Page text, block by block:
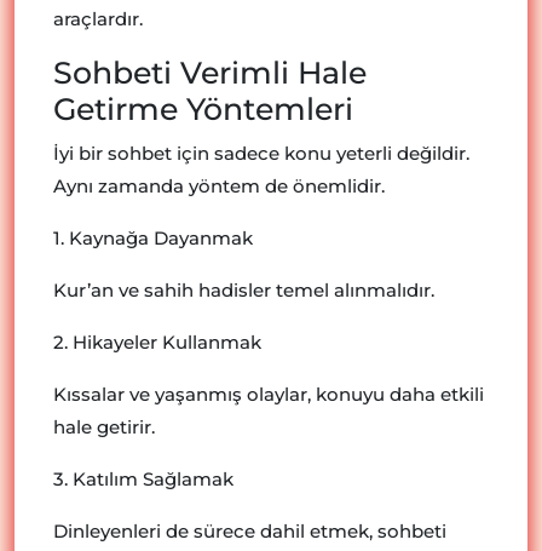
araçlardır.
Sohbeti Verimli Hale
Getirme Yöntemleri
İyi bir sohbet için sadece konu yeterli değildir.
Aynı zamanda yöntem de önemlidir.
1. Kaynağa Dayanmak
Kur’an ve sahih hadisler temel alınmalıdır.
2. Hikayeler Kullanmak
Kıssalar ve yaşanmış olaylar, konuyu daha etkili
hale getirir.
3. Katılım Sağlamak
Dinleyenleri de sürece dahil etmek, sohbeti